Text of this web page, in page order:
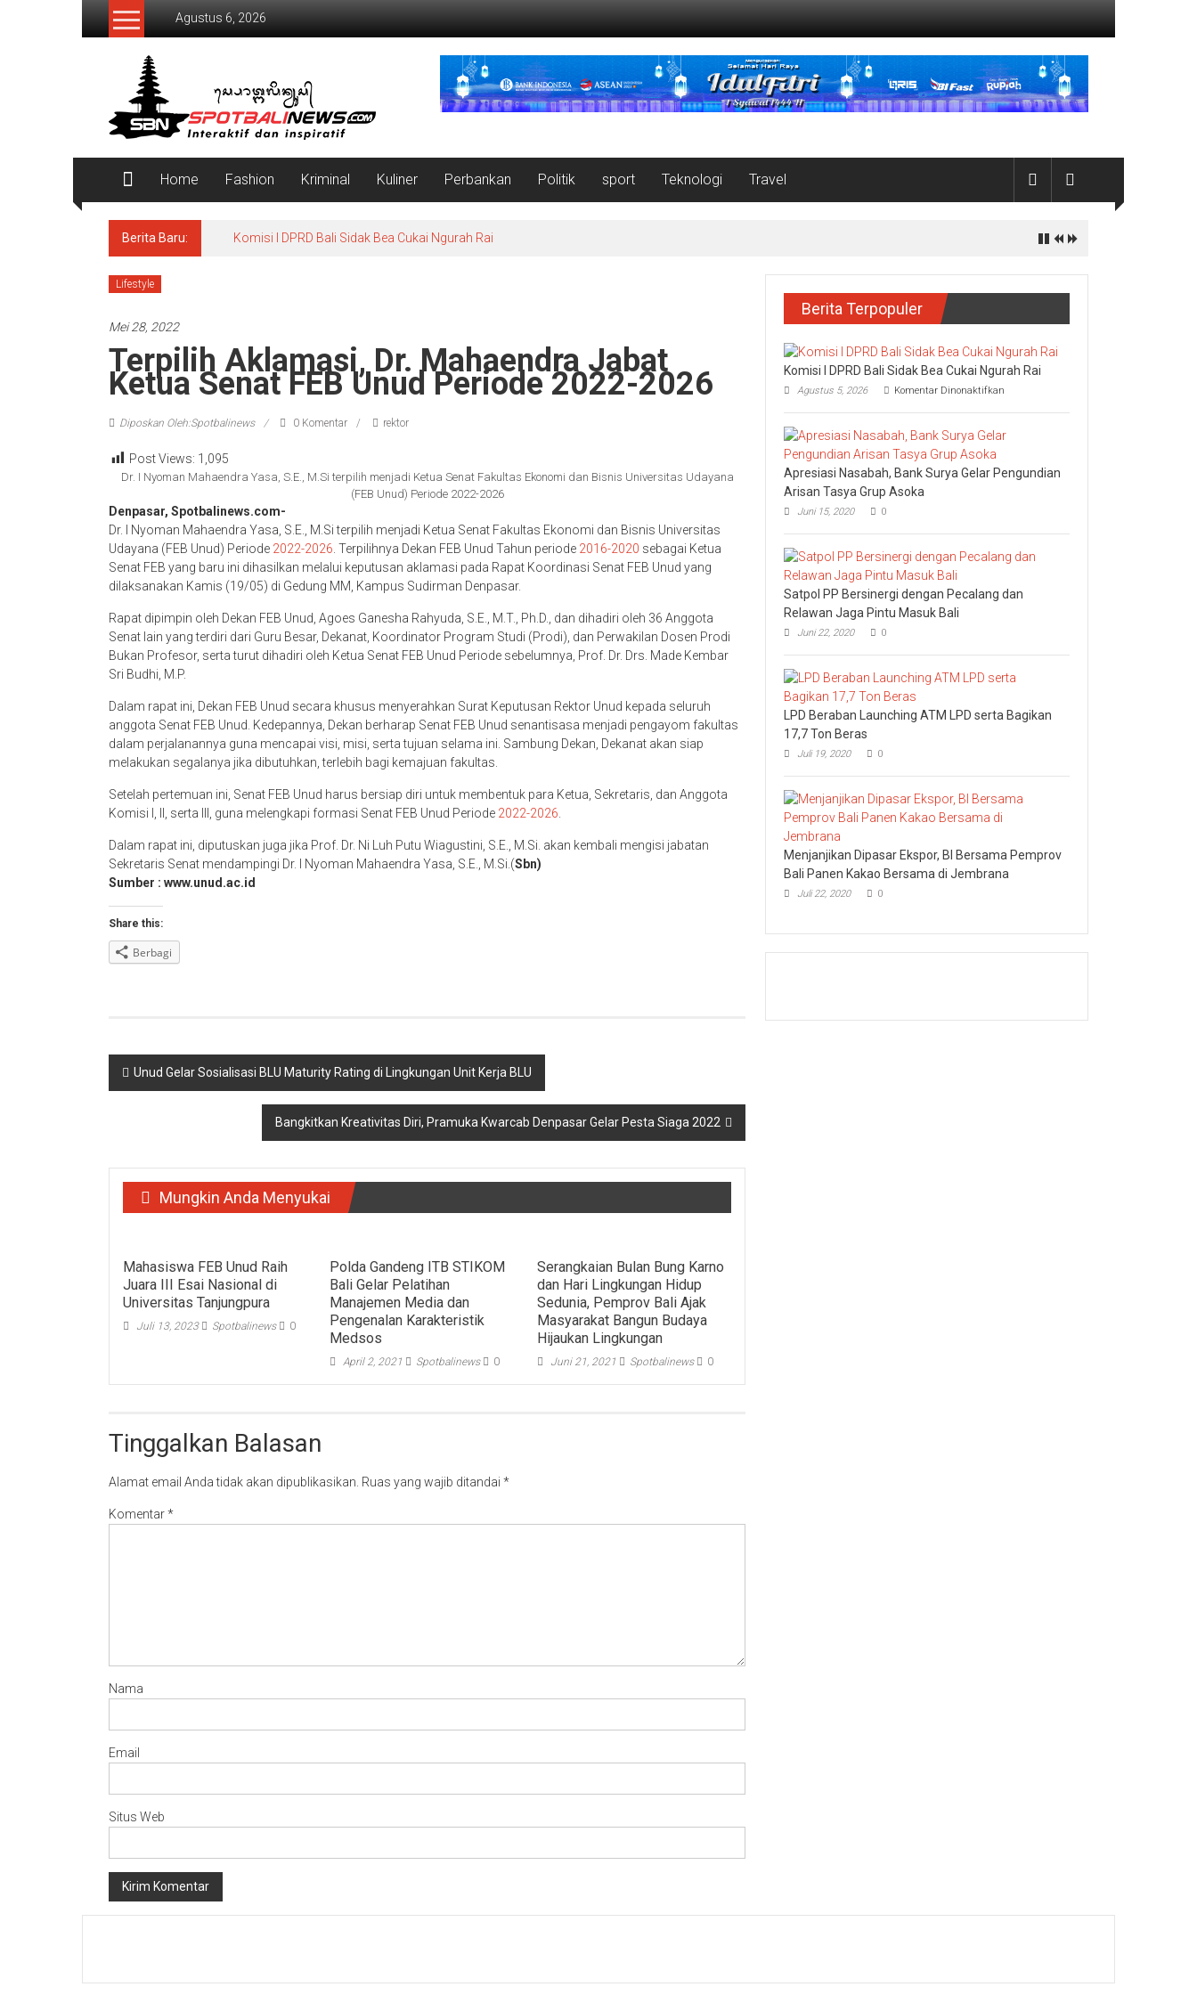
Lompat
Agustus 6, 2026
SpotBaliNews
Home Fashion Kriminal Kuliner Perbankan Politik sport Teknologi Travel
Berita Baru: Komisi I DPRD Bali Sidak Bea Cukai Ngurah Rai
Lifestyle
Mei 28, 2022
Terpilih Aklamasi, Dr. Mahaendra Jabat
Ketua Senat FEB Unud Periode 2022-2026
Diposkan Oleh:Spotbalinews 0 Komentar rektor
Post Views: 1,095
Dr. I Nyoman Mahaendra Yasa, S.E., M.Si terpilih menjadi Ketua Senat Fakultas Ekonomi dan Bisnis Universitas Udayana
(FEB Unud) Periode 2022-2026
Denpasar, Spotbalinews.com-
Dr. I Nyoman Mahaendra Yasa, S.E., M.Si terpilih menjadi Ketua Senat Fakultas Ekonomi dan Bisnis Universitas
Udayana (FEB Unud) Periode 2022-2026. Terpilihnya Dekan FEB Unud Tahun periode 2016-2020 sebagai Ketua
Senat FEB yang baru ini dihasilkan melalui keputusan aklamasi pada Rapat Koordinasi Senat FEB Unud yang
dilaksanakan Kamis (19/05) di Gedung MM, Kampus Sudirman Denpasar.
Rapat dipimpin oleh Dekan FEB Unud, Agoes Ganesha Rahyuda, S.E., M.T., Ph.D., dan dihadiri oleh 36 Anggota
Senat lain yang terdiri dari Guru Besar, Dekanat, Koordinator Program Studi (Prodi), dan Perwakilan Dosen Prodi
Bukan Profesor, serta turut dihadiri oleh Ketua Senat FEB Unud Periode sebelumnya, Prof. Dr. Drs. Made Kembar
Sri Budhi, M.P.
Dalam rapat ini, Dekan FEB Unud secara khusus menyerahkan Surat Keputusan Rektor Unud kepada seluruh
anggota Senat FEB Unud. Kedepannya, Dekan berharap Senat FEB Unud senantisasa menjadi pengayom fakultas
dalam perjalanannya guna mencapai visi, misi, serta tujuan selama ini. Sambung Dekan, Dekanat akan siap
melakukan segalanya jika dibutuhkan, terlebih bagi kemajuan fakultas.
Setelah pertemuan ini, Senat FEB Unud harus bersiap diri untuk membentuk para Ketua, Sekretaris, dan Anggota
Komisi I, II, serta III, guna melengkapi formasi Senat FEB Unud Periode 2022-2026.
Dalam rapat ini, diputuskan juga jika Prof. Dr. Ni Luh Putu Wiagustini, S.E., M.Si. akan kembali mengisi jabatan
Sekretaris Senat mendampingi Dr. I Nyoman Mahaendra Yasa, S.E., M.Si.(Sbn)
Sumber : www.unud.ac.id
Share this:
Berbagi
Navigasi
Unud Gelar Sosialisasi BLU Maturity Rating di Lingkungan Unit Kerja BLU
Bangkitkan Kreativitas Diri, Pramuka Kwarcab Denpasar Gelar Pesta Siaga 2022
Mungkin Anda Menyukai
Mahasiswa FEB Unud Raih
Juara III Esai Nasional di
Universitas Tanjungpura
Juli 13, 2023 Spotbalinews 0
Polda Gandeng ITB STIKOM
Bali Gelar Pelatihan
Manajemen Media dan
Pengenalan Karakteristik
Medsos
April 2, 2021 Spotbalinews 0
Serangkaian Bulan Bung Karno
dan Hari Lingkungan Hidup
Sedunia, Pemprov Bali Ajak
Masyarakat Bangun Budaya
Hijaukan Lingkungan
Juni 21, 2021 Spotbalinews 0
Tinggalkan Balasan
Alamat email Anda tidak akan dipublikasikan. Ruas yang wajib ditandai *
Komentar*
Nama
Email
Situs Web
Berita Terpopuler
Komisi I DPRD Bali Sidak Bea Cukai Ngurah Rai
Agustus 5, 2026 Komentar Dinonaktifkan
I
Bea
Apresiasi Nasabah, Bank Surya Gelar Pengundian
Arisan Tasya Grup Asoka
Juni 15, 2020 0
Satpol PP Bersinergi dengan Pecalang dan
Relawan Jaga Pintu Masuk Bali
Juni 22, 2020 0
LPD Beraban Launching ATM LPD serta Bagikan
17,7 Ton Beras
Juli 19, 2020 0
Menjanjikan Dipasar Ekspor, BI Bersama Pemprov
Bali Panen Kakao Bersama di Jembrana
Juli 22, 2020 0